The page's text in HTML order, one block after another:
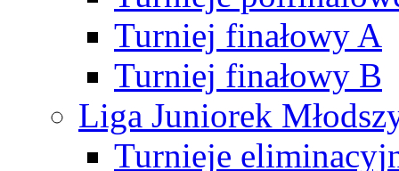
Turniej finałowy A
Turniej finałowy B
Liga Juniorek
Turnieje